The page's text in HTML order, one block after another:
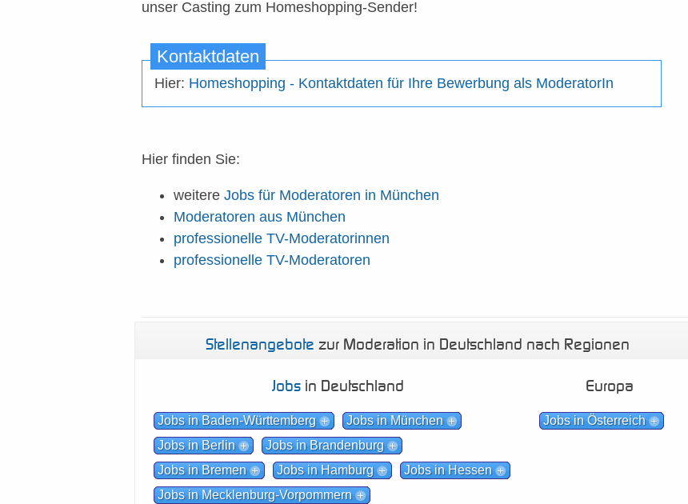
unser Casting zum Homeshopping-Sender!
Kontaktdaten
Hier: Homeshopping - Kontaktdaten für Ihre Bewerbung als ModeratorIn
Hier finden Sie:
weitere Jobs für Moderatoren in München
Moderatoren aus München
professionelle TV-Moderatorinnen
professionelle TV-Moderatoren
Stellenangebote zur Moderation in Deutschland nach Regionen
Jobs in Deutschland
Jobs in Baden-Württemberg
Jobs in München
Jobs in Berlin
Jobs in Brandenburg
Jobs in Bremen
Jobs in Hamburg
Jobs in Hessen
Jobs in Mecklenburg-Vorpommern
Europa
Jobs in Österreich